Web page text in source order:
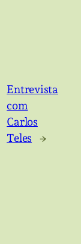
Entrevista
com
Carlos
Teles
→